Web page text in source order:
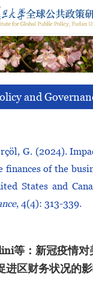
and
G. (2024).
finances of the
States and
, 4(4): 313-339.
等：新冠疫情对
进区财务状况的